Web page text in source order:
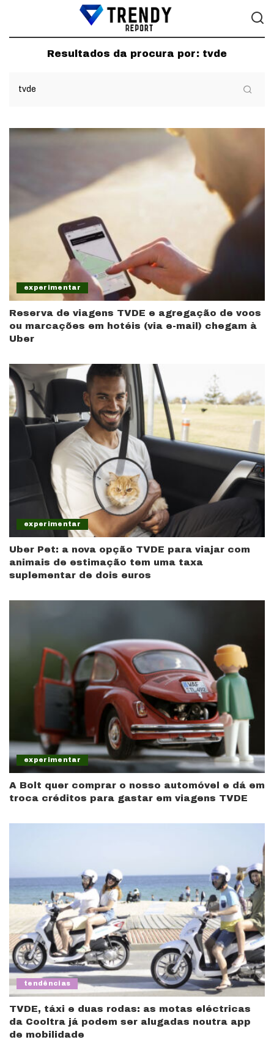
Resultados da procura por: tvde
experimentar
Reserva de viagens TVDE e agregação de voos
ou marcações em hotéis (via e-mail) chegam à
Uber
experimentar
Uber Pet: a nova opção TVDE para viajar com
animais de estimação tem uma taxa
suplementar de dois euros
experimentar
A Bolt quer comprar o nosso automóvel e dá em
troca créditos para gastar em viagens TVDE
tendências
TVDE, táxi e duas rodas: as motas eléctricas
da Cooltra já podem ser alugadas noutra app
de mobilidade